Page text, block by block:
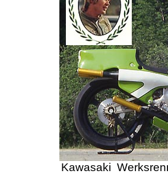
Kawasaki